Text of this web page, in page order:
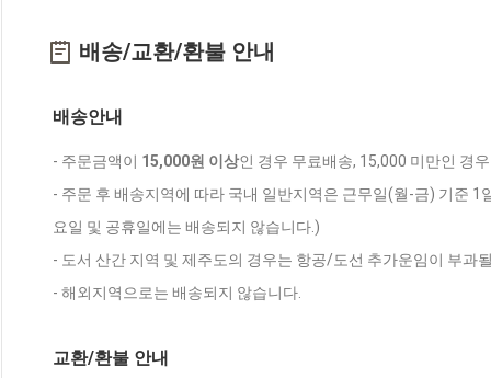
배송/교환/환불 안내
배송안내
- 주문금액이 15,000원 이상인 경우 무료배송, 15,000 미만인 경
- 주문 후 배송지역에 따라 국내 일반지역은 근무일(월-금) 기준
요일 및 공휴일에는 배송되지 않습니다.)
- 도서 산간 지역 및 제주도의 경우는 항공/도선 추가운임이 부과
- 해외지역으로는 배송되지 않습니다.
교환/환불 안내